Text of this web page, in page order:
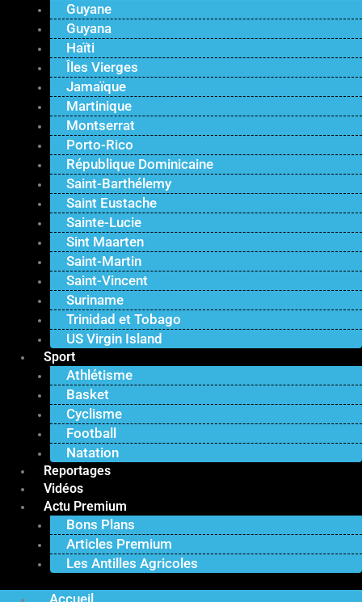
Guyane
Guyana
Haïti
Îles Vierges
Jamaïque
Martinique
Montserrat
Porto-Rico
République Dominicaine
Saint-Barthélemy
Saint Eustache
Sainte-Lucie
Sint Maarten
Saint-Martin
Saint-Vincent
Suriname
Trinidad et Tobago
US Virgin Island
Sport
Athlétisme
Basket
Cyclisme
Football
Natation
Reportages
Vidéos
Actu Premium
Bons Plans
Articles Premium
Les Antilles Agricoles
Accueil